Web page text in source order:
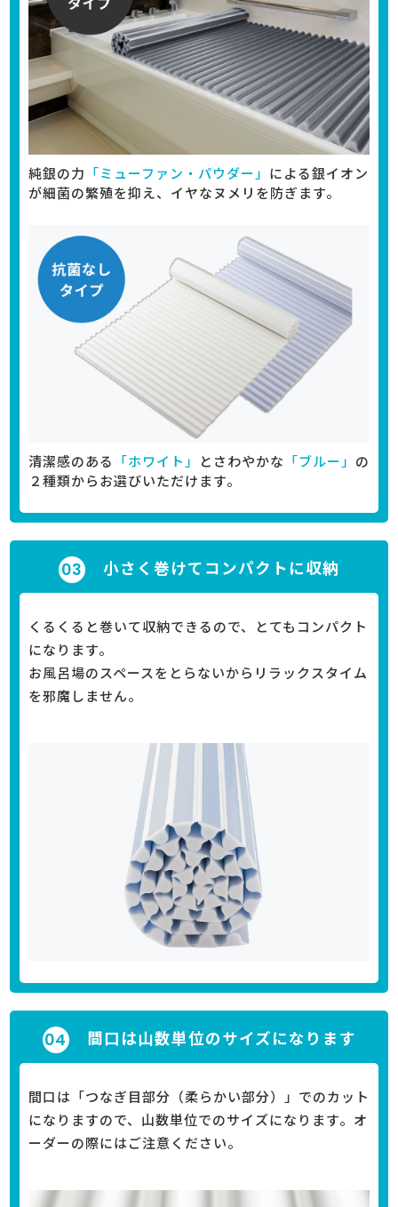
純銀の力 「ミューファン・パウダー」 による銀イオン
が細菌の繁殖を抑え、イヤなヌメリを防ぎます。
清潔感のある 「ホワイト」 とさわやかな 「ブルー」 の
２種類からお選びいただけます。
小さく巻けてコンパクトに収納
くるくると巻いて収納できるので、とてもコンパクト
になります。
お風呂場のスペースをとらないからリラックスタイム
を邪魔しません。
間口は山数単位のサイズになります
間口は「つなぎ目部分（柔らかい部分）」でのカット
になりますので、山数単位でのサイズになります。オ
ーダーの際にはご注意ください。